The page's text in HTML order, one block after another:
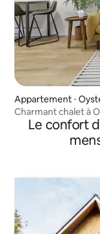
Appartement ⋅
Charmant chalet à
Le confort